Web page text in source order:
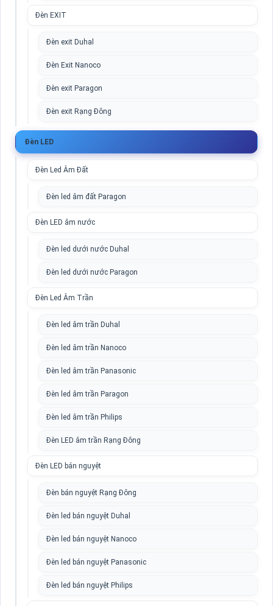
Đèn EXIT
Đèn exit Duhal
Đèn Exit Nanoco
Đèn exit Paragon
Đèn exit Rạng Đông
Đèn LED
Đèn Led Âm Đất
Đèn led âm đất Paragon
Đèn LED âm nước
Đèn led dưới nước Duhal
Đèn led dưới nước Paragon
Đèn Led Âm Trần
Đèn led âm trần Duhal
Đèn led âm trần Nanoco
Đèn led âm trần Panasonic
Đèn led âm trần Paragon
Đèn led âm trần Philips
Đèn LED âm trần Rạng Đông
Đèn LED bán nguyệt
Đèn bán nguyệt Rạng Đông
Đèn led bán nguyệt Duhal
Đèn led bán nguyệt Nanoco
Đèn led bán nguyệt Panasonic
Đèn led bán nguyệt Philips